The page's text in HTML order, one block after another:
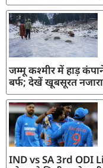
जम्मू कश्मीर में हाड़
बर्फ; देखें खूबसूरत नजारा
IND vs SA 3rd ODI